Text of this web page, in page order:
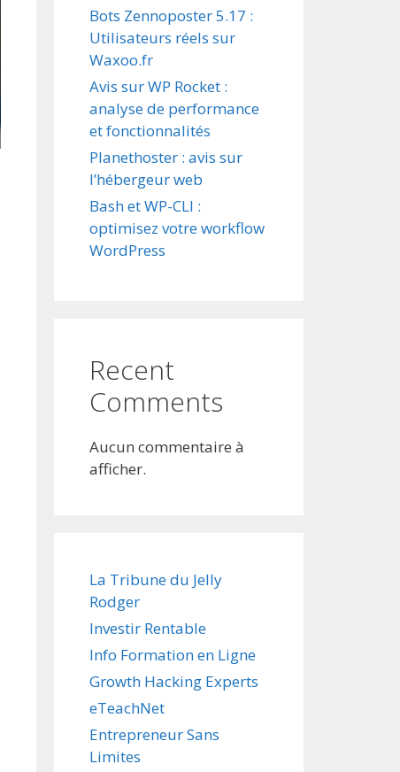
Bots Zennoposter 5.17 :
Utilisateurs réels sur
Waxoo.fr
Avis sur WP Rocket :
analyse de performance
et fonctionnalités
Planethoster : avis sur
l’hébergeur web
Bash et WP-CLI :
optimisez votre workflow
WordPress
Recent
Comments
Aucun commentaire à
afficher.
La Tribune du Jelly
Rodger
Investir Rentable
Info Formation en Ligne
Growth Hacking Experts
eTeachNet
Entrepreneur Sans
Limites